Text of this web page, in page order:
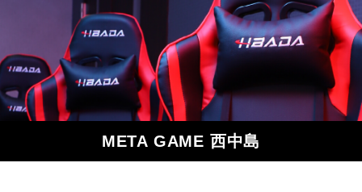
META GAME 西中島